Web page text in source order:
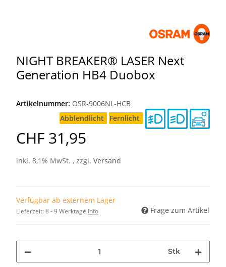
NIGHT BREAKER® LASER Next
Generation HB4 Duobox
Artikelnummer: OSR-9006NL-HCB
Abblendlicht
Fernlicht
CHF 31,95
inkl. 8,1% MwSt. , zzgl. Versand
Verfügbar ab externem Lager
Lieferzeit:8 - 9 Werktage Info Frage zum Artikel
Stk